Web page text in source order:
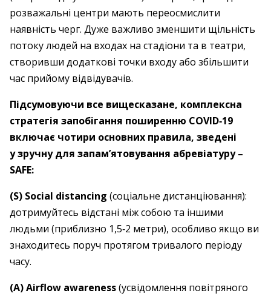
розважальні центри мають переосмислити
наявність черг. Дуже важливо зменшити щільність
потоку людей на входах на стадіони та в театри,
створивши додаткові точки входу або збільшити
час прийому відвідувачів.
Підсумовуючи все вищесказане, комплексна
стратегія запобігання поширенню COVID‑19
включає чотири основних правила, зведені
у зручну для запам’ятовування абревіатуру – ​
SAFE:
(S) Social distancing (соціальне дистанціювання):
дотримуйтесь відстані між собою та іншими
людьми (приблизно 1,5‑2 метри), особливо якщо ви
знаходитесь поруч протягом тривалого періоду
часу.
(A) Airflow awareness(усвідомлення повітряного